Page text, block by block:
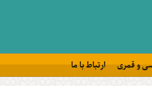
و قمری ارتباط با ما